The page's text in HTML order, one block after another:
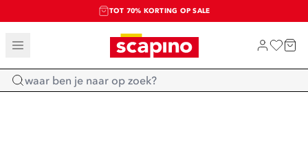
TOT 70% KORTING OP SALE
SALE: LAATSTE KANS!
SHOP NIEUW
Home